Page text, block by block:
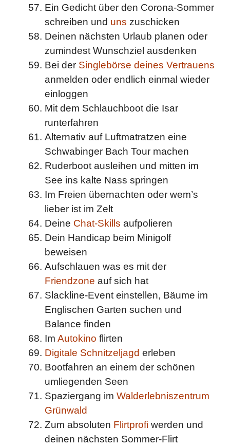
Ein Gedicht über den Corona-Sommer
schreiben und uns zuschicken
Deinen nächsten Urlaub planen oder
zumindest Wunschziel ausdenken
Bei der Singlebörse deines Vertrauens
anmelden oder endlich einmal wieder
einloggen
Mit dem Schlauchboot die Isar
runterfahren
Alternativ auf Luftmatratzen eine
Schwabinger Bach Tour machen
Ruderboot ausleihen und mitten im
See ins kalte Nass springen
Im Freien übernachten oder wem’s
lieber ist im Zelt
Deine Chat-Skills aufpolieren
Dein Handicap beim Minigolf
beweisen
Aufschlauen was es mit der
Friendzone auf sich hat
Slackline-Event einstellen, Bäume im
Englischen Garten suchen und
Balance finden
Im Autokino flirten
Digitale Schnitzeljagd erleben
Bootfahren an einem der schönen
umliegenden Seen
Spaziergang im Walderlebniszentrum
Grünwald
Zum absoluten Flirtprofi werden und
deinen nächsten Sommer-Flirt